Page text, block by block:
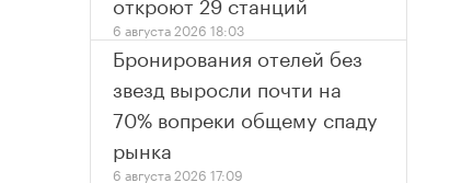
6 августа 2026 18:03
Бронирования отелей без
звезд выросли почти на
70% вопреки общему спаду
рынка
6 августа 2026 17:09